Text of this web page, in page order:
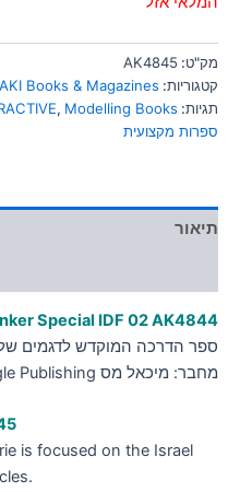
מק"ט: AK4845
קטגוריות: AKI Books & Magazines
תגיות:
, Modelling Books
ספרות מקצועית
תיאור
Special IDF 02 AK4844
ספר הדרכה המוקדש לדגמים של
מחבר: מיכאל מס Desert Eagle Publishing
is focused on the Israel